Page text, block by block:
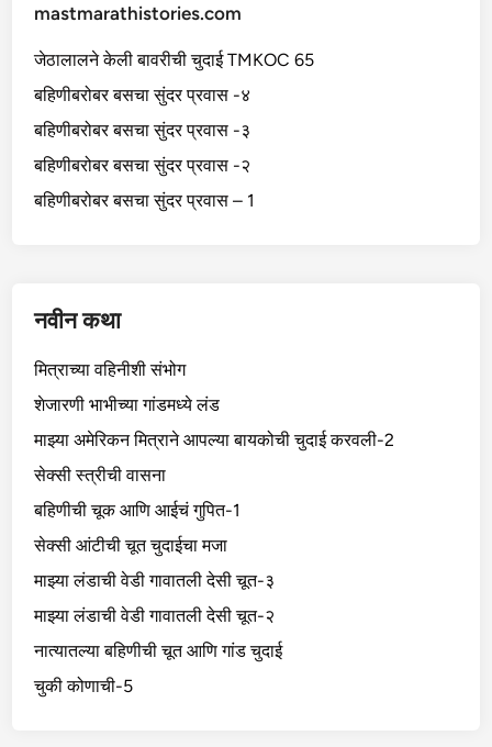
mastmarathistories.com
जेठालालने केली बावरीची चुदाई TMKOC 65
बहिणीबरोबर बसचा सुंदर प्रवास -४
बहिणीबरोबर बसचा सुंदर प्रवास -३
बहिणीबरोबर बसचा सुंदर प्रवास -२
बहिणीबरोबर बसचा सुंदर प्रवास – 1
नवीन कथा
मित्राच्या वहिनीशी संभोग
शेजारणी भाभीच्या गांडमध्ये लंड
माझ्या अमेरिकन मित्राने आपल्या बायकोची चुदाई करवली-2
सेक्सी स्त्रीची वासना
बहिणीची चूक आणि आईचं गुपित-1
सेक्सी आंटीची चूत चुदाईचा मजा
माझ्या लंडाची वेडी गावातली देसी चूत-३
माझ्या लंडाची वेडी गावातली देसी चूत-२
नात्यातल्या बहिणीची चूत आणि गांड चुदाई
चुकी कोणाची-5